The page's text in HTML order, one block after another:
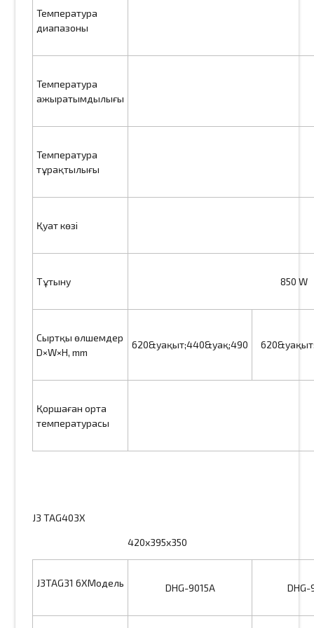
Температура
диапазоны
Температура
ажыратымдылығы
Температура
тұрақтылығы
Қуат көзі
Тұтыну 850 W
Сыртқы өлшемдер
D×W×H, mm
620&уақыт;440&уақ;490
Қоршаған орта
температурасы
J3 TAG403X
420x395x350
J3TAG31 6XМодель DHG-9015A DHG-